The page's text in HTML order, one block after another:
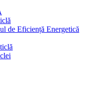
de Eficiență Energetică